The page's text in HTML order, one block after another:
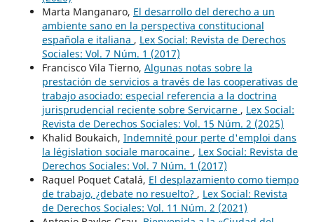
Marta Manganaro, El desarrollo del derecho a un
ambiente sano en la perspectiva constitucional
española e italiana , Lex Social: Revista de Derechos
Sociales: Vol. 7 Núm. 1 (2017)
Francisco Vila Tierno, Algunas notas sobre la
prestación de servicios a través de las cooperativas de
trabajo asociado: especial referencia a la doctrina
jurisprudencial reciente sobre Servicarne , Lex Social:
Revista de Derechos Sociales: Vol. 15 Núm. 2 (2025)
Khalid Boukaich, Indemnité pour perte d'emploi dans
la législation sociale marocaine , Lex Social: Revista de
Derechos Sociales: Vol. 7 Núm. 1 (2017)
Raquel Poquet Catalá, El desplazamiento como tiempo
de trabajo, ¿debate no resuelto? , Lex Social: Revista
de Derechos Sociales: Vol. 11 Núm. 2 (2021)